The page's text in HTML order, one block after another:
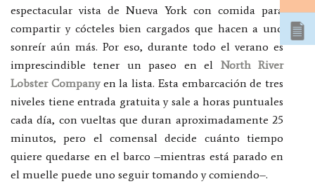
espectacular vista de Nueva York con comida para
compartir y cócteles bien cargados que hacen a uno
sonreír aún más. Por eso, durante todo el verano es
imprescindible tener un paseo en el North River
Lobster Companyen la lista. Esta embarcación de tres
niveles tiene entrada gratuita y sale a horas puntuales
cada día, con vueltas que duran aproximadamente 25
minutos, pero el comensal decide cuánto tiempo
quiere quedarse en el barco –mientras está parado en
el muelle puede uno seguir tomando y comiendo–.